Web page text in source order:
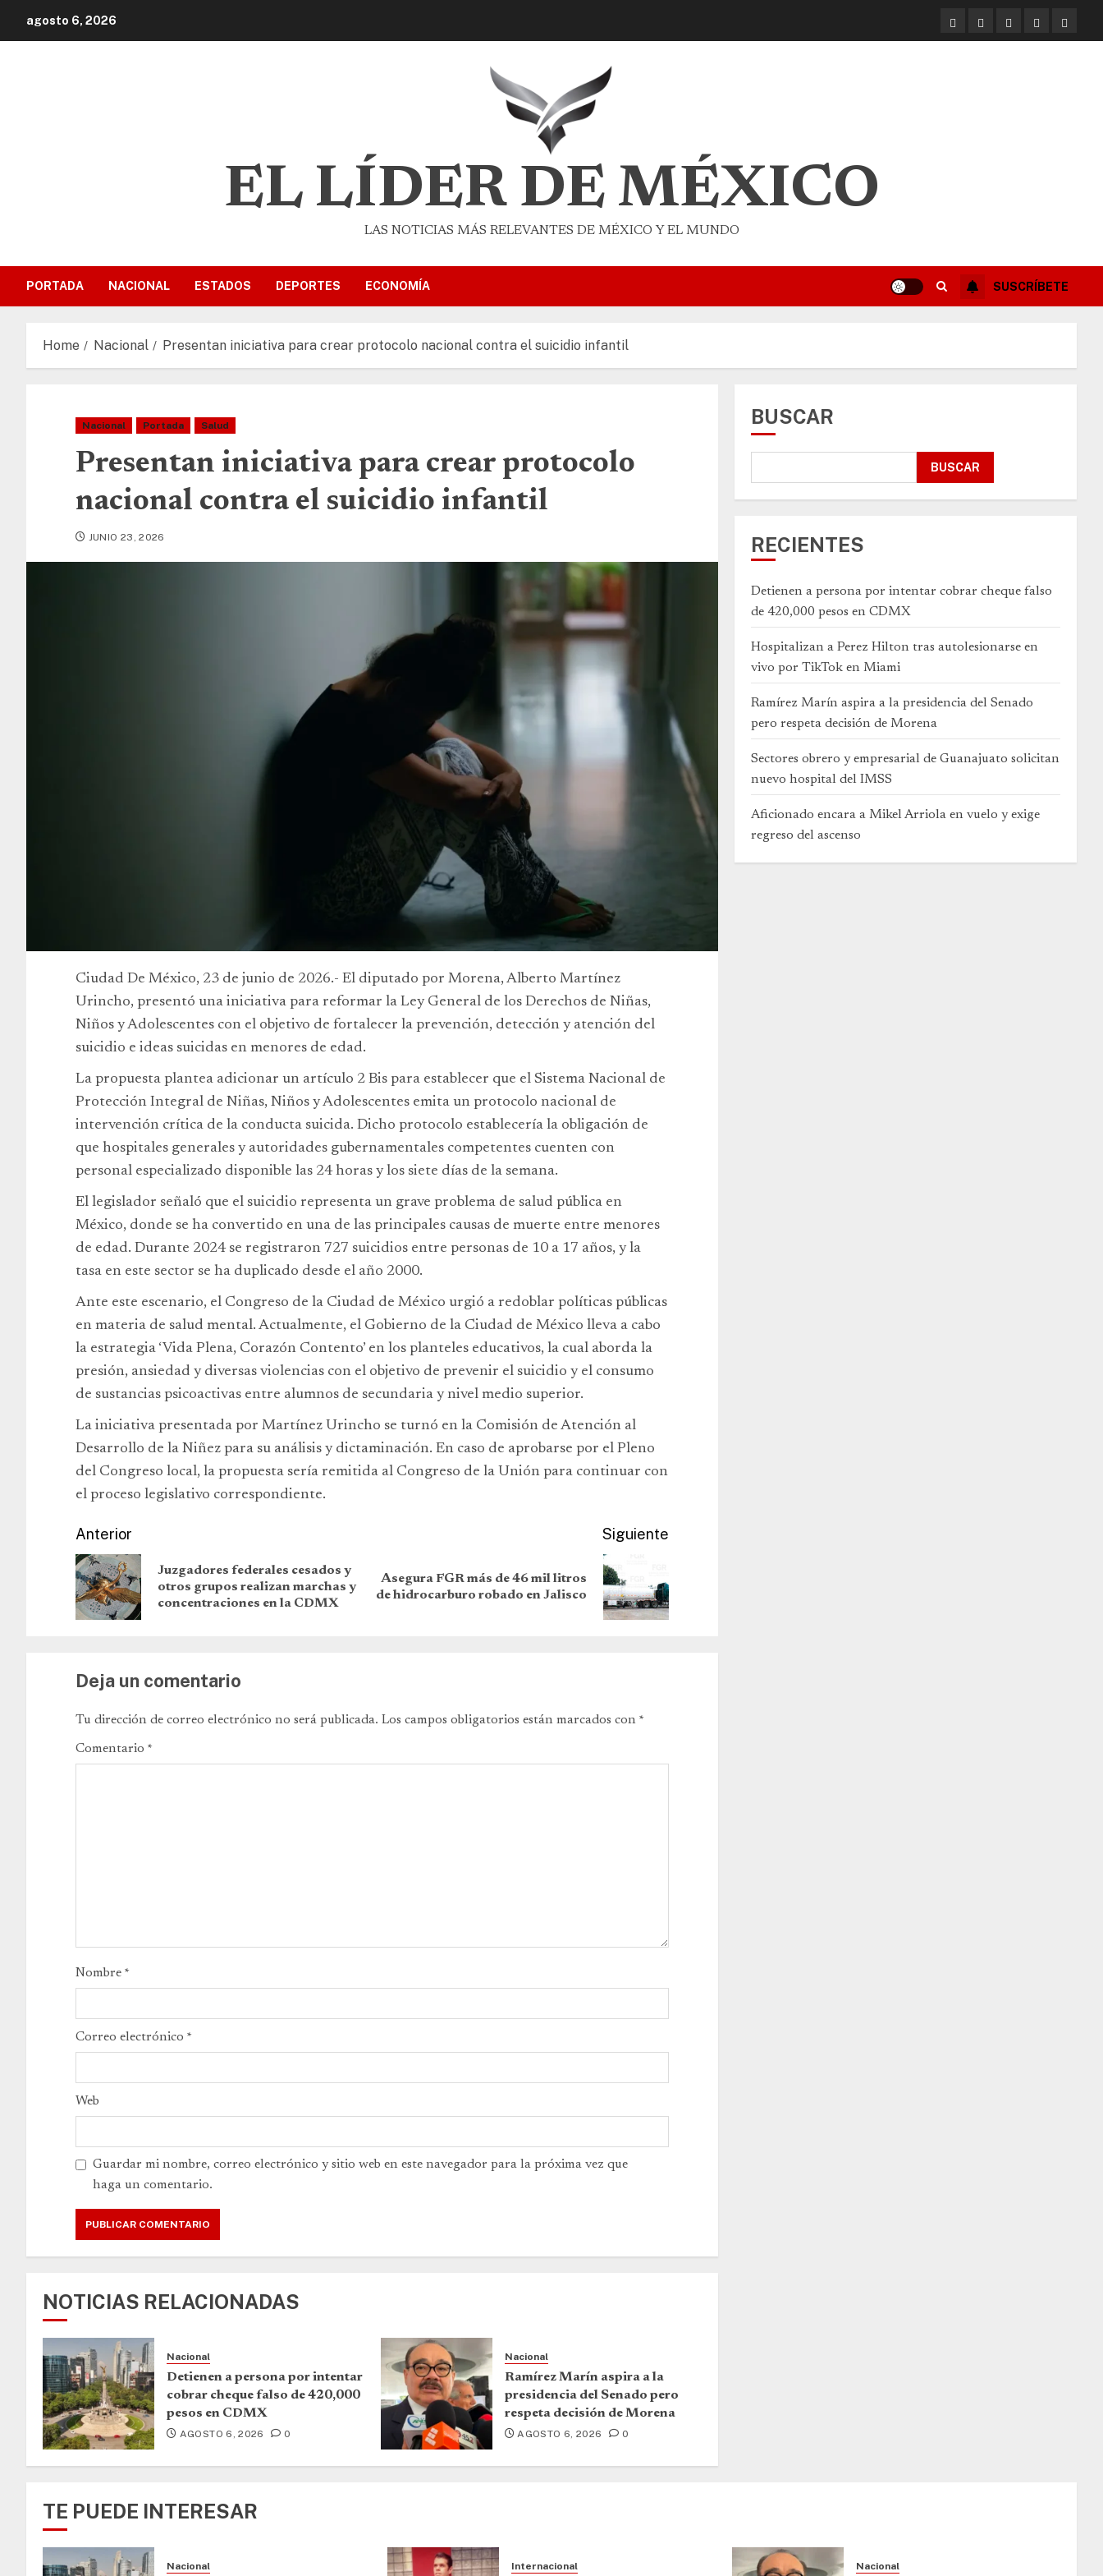
agosto 6, 2026
EL LÍDER DE MÉXICO
LAS NOTICIAS MÁS RELEVANTES DE MÉXICO Y EL MUNDO
PORTADA NACIONAL ESTADOS DEPORTES ECONOMÍA SUSCRÍBETE
Home Nacional Presentan iniciativa para crear protocolo nacional contra el suicidio infantil
Nacional Portada Salud
Presentan iniciativa para crear protocolo
nacional contra el suicidio infantil
JUNIO 23, 2026
Ciudad De México, 23 de junio de 2026.- El diputado por Morena, Alberto Martínez
Urincho, presentó una iniciativa para reformar la Ley General de los Derechos de Niñas,
Niños y Adolescentes con el objetivo de fortalecer la prevención, detección y atención del
suicidio e ideas suicidas en menores de edad.
La propuesta plantea adicionar un artículo 2 Bis para establecer que el Sistema Nacional de
Protección Integral de Niñas, Niños y Adolescentes emita un protocolo nacional de
intervención crítica de la conducta suicida. Dicho protocolo establecería la obligación de
que hospitales generales y autoridades gubernamentales competentes cuenten con
personal especializado disponible las 24 horas y los siete días de la semana.
El legislador señaló que el suicidio representa un grave problema de salud pública en
México, donde se ha convertido en una de las principales causas de muerte entre menores
de edad. Durante 2024 se registraron 727 suicidios entre personas de 10 a 17 años, y la
tasa en este sector se ha duplicado desde el año 2000.
Ante este escenario, el Congreso de la Ciudad de México urgió a redoblar políticas públicas
en materia de salud mental. Actualmente, el Gobierno de la Ciudad de México lleva a cabo
la estrategia ‘Vida Plena, Corazón Contento’ en los planteles educativos, la cual aborda la
presión, ansiedad y diversas violencias con el objetivo de prevenir el suicidio y el consumo
de sustancias psicoactivas entre alumnos de secundaria y nivel medio superior.
La iniciativa presentada por Martínez Urincho se turnó en la Comisión de Atención al
Desarrollo de la Niñez para su análisis y dictaminación. En caso de aprobarse por el Pleno
del Congreso local, la propuesta sería remitida al Congreso de la Unión para continuar con
el proceso legislativo correspondiente.
Anterior
Juzgadores federales cesados y
otros grupos realizan marchas y
concentraciones en la CDMX
Siguiente
Asegura FGR más de 46 mil litros
de hidrocarburo robado en Jalisco
Deja un comentario
Tu dirección de correo electrónico no será publicada. Los campos obligatorios están marcados con *
Comentario *
Nombre *
Correo electrónico *
Web
Guardar mi nombre, correo electrónico y sitio web en este navegador para la próxima vez que
haga un comentario.
NOTICIAS RELACIONADAS
Nacional
Detienen a persona por intentar
cobrar cheque falso de 420,000
pesos en CDMX
AGOSTO 6, 2026 0
Nacional
Ramírez Marín aspira a la
presidencia del Senado pero
respeta decisión de Morena
AGOSTO 6, 2026 0
BUSCAR
BUSCAR
RECIENTES
Detienen a persona por intentar cobrar cheque falso
de 420,000 pesos en CDMX
Hospitalizan a Perez Hilton tras autolesionarse en
vivo por TikTok en Miami
Ramírez Marín aspira a la presidencia del Senado
pero respeta decisión de Morena
Sectores obrero y empresarial de Guanajuato solicitan
nuevo hospital del IMSS
Aficionado encara a Mikel Arriola en vuelo y exige
regreso del ascenso
TE PUEDE INTERESAR
Nacional Internacional Nacional